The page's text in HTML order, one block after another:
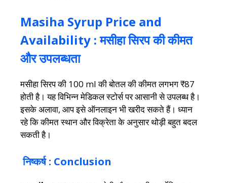
Masiha Syrup Price and
Availability : मसीहा सिरप की कीमत
और उपलब्धता
मसीहा सिरप की 100 ml की बोतल की कीमत लगभग ₹87
होती है। यह विभिन्न मेडिकल स्टोर्स पर आसानी से उपलब्ध है।
इसके अलावा, आप इसे ऑनलाइन भी खरीद सकते हैं। ध्यान
रहे कि कीमत स्थान और विक्रेता के अनुसार थोड़ी बहुत बदल
सकती है।
निष्कर्ष : Conclusion